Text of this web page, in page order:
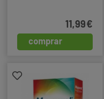
comprar
11,99€